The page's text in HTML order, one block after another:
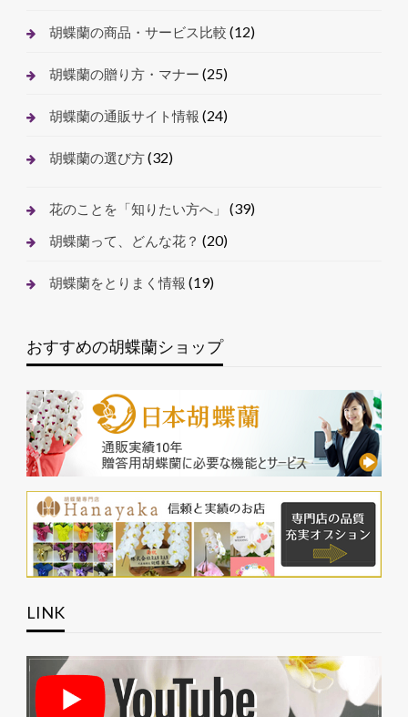
胡蝶蘭の商品・サービス比較 (12)
胡蝶蘭の贈り方・マナー (25)
胡蝶蘭の通販サイト情報 (24)
胡蝶蘭の選び方(32)
花のことを「知りたい方へ」 (39)
胡蝶蘭って、どんな花？ (20)
胡蝶蘭をとりまく情報 (19)
おすすめの胡蝶蘭ショップ
LINK